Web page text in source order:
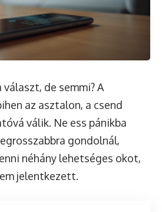
de semmi? A
az asztalon, a csend
válik. Ne ess pánikba
gondolnál,
néhány lehetséges okot,
jelentkezett.